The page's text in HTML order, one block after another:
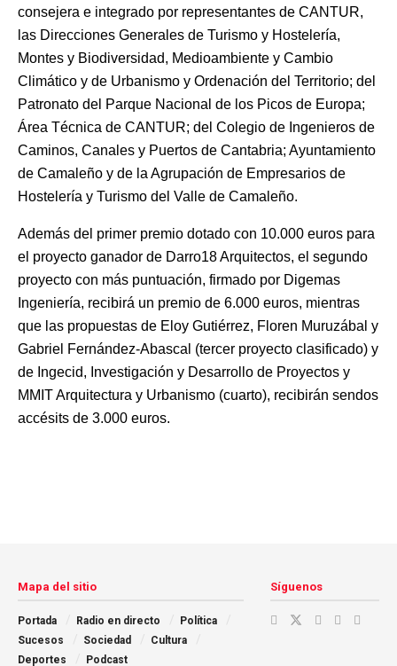
consejera e integrado por representantes de CANTUR,
las Direcciones Generales de Turismo y Hostelería,
Montes y Biodiversidad, Medioambiente y Cambio
Climático y de Urbanismo y Ordenación del Territorio; del
Patronato del Parque Nacional de los Picos de Europa;
Área Técnica de CANTUR; del Colegio de Ingenieros de
Caminos, Canales y Puertos de Cantabria; Ayuntamiento
de Camaleño y de la Agrupación de Empresarios de
Hostelería y Turismo del Valle de Camaleño.
Además del primer premio dotado con 10.000 euros para
el proyecto ganador de Darro18 Arquitectos, el segundo
proyecto con más puntuación, firmado por Digemas
Ingeniería, recibirá un premio de 6.000 euros, mientras
que las propuestas de Eloy Gutiérrez, Floren Muruzábal y
Gabriel Fernández-Abascal (tercer proyecto clasificado) y
de Ingecid, Investigación y Desarrollo de Proyectos y
MMIT Arquitectura y Urbanismo (cuarto), recibirán sendos
accésits de 3.000 euros.
Mapa del sitio
Portada Radio en directo
Política
Sucesos
Sociedad
Cultura
Deportes
Podcast
Síguenos